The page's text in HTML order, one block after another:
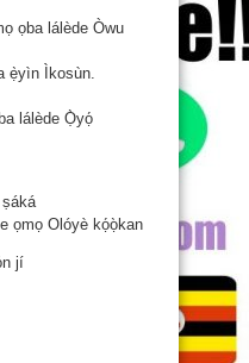
ọba lálède Òwu
ẹ̀yìn Ìkosùn.
lálède Ọ̀yọ́
ọmọ Olóyè kọ́ọ̀kan
jí